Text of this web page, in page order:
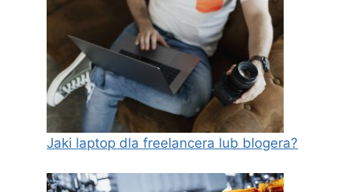
Jaki laptop dla freelancera lub blogera?